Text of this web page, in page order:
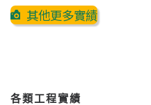
其他更多實績
各類工程實績